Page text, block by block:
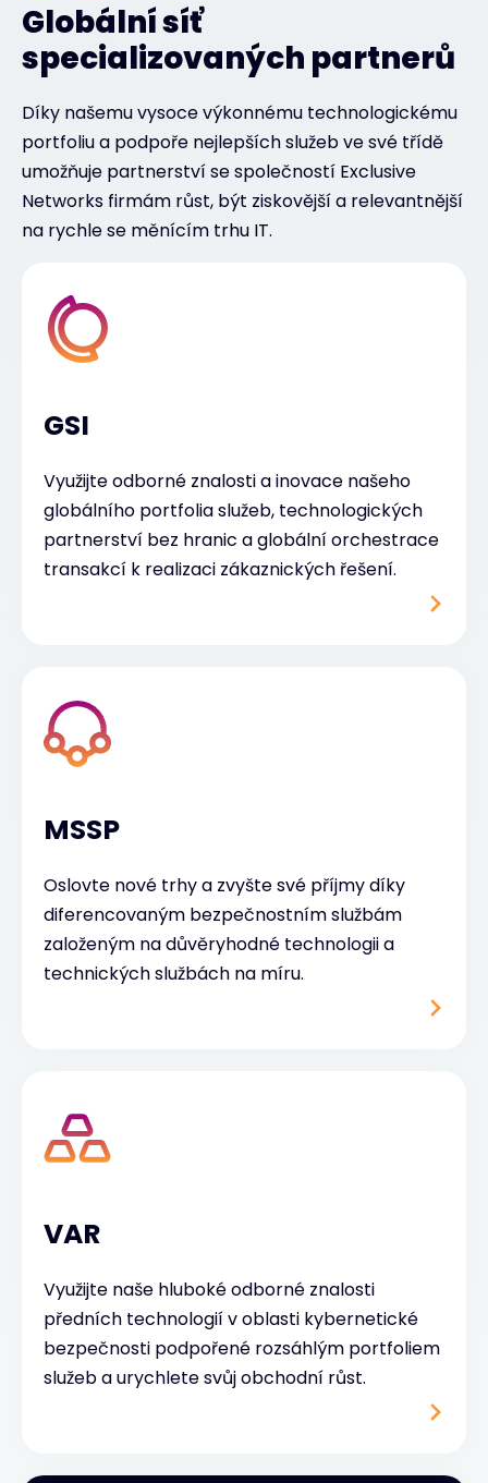
Globální síť
specializovaných partnerů
Díky našemu vysoce výkonnému technologickému
portfoliu a podpoře nejlepších služeb ve své třídě
umožňuje partnerství se společností Exclusive
Networks firmám růst, být ziskovější a relevantnější
na rychle se měnícím trhu IT.
GSI
Využijte odborné znalosti a inovace našeho
globálního portfolia služeb, technologických
partnerství bez hranic a globální orchestrace
transakcí k realizaci zákaznických řešení.
MSSP
Oslovte nové trhy a zvyšte své příjmy díky
diferencovaným bezpečnostním službám
založeným na důvěryhodné technologii a
technických službách na míru.
VAR
Využijte naše hluboké odborné znalosti
předních technologií v oblasti kybernetické
bezpečnosti podpořené rozsáhlým portfoliem
služeb a urychlete svůj obchodní růst.